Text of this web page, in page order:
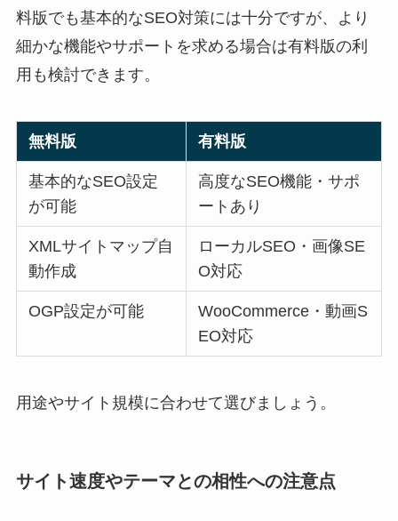
料版でも基本的なSEO対策には十分ですが、より
細かな機能やサポートを求める場合は有料版の利
用も検討できます。
無料版 有料版
基本的なSEO設定
が可能
高度なSEO機能・サポ
ートあり
XMLサイトマップ自
動作成
ローカルSEO・画像SE
O対応
OGP設定が可能
WooCommerce・動画S
EO対応
用途やサイト規模に合わせて選びましょう。
サイト速度やテーマとの相性への注意点